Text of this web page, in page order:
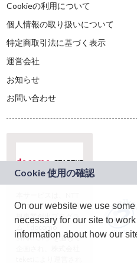
Cookieの利用について
個人情報の取り扱いについて
特定商取引法に基づく表示
運営会社
お知らせ
お問い合わせ
ドコモグループの新
規事業創出プログラ
ム「docomo
STARTUP」を通じて
On our website we use
necessary for our site to
information about how our